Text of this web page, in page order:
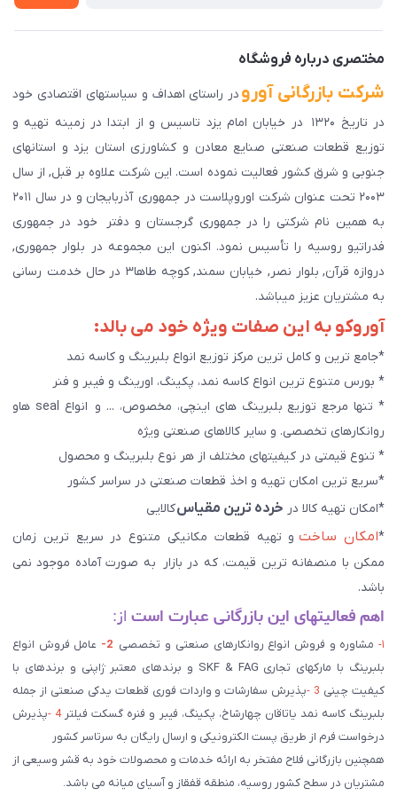
مختصری درباره فروشگاه
شرکت بازرگانی آورو در راستای اهداف و سیاستهای اقتصادی خود
در تاریخ ۱۳۲۰ در خیابان امام یزد تاسیس و از ابتدا در زمینه تهیه و
توزیع قطعات صنعتی صنایع معادن و کشاورزی استان یزد و استانهای
جنوبی و شرق کشور فعالیت نموده است. این شرکت علاوه بر قبل, از سال
۲۰۰۳ تحت عنوان شرکت اوروپلاست در جمهوری آذربایجان و در سال ۲۰۱۱
به همین نام شرکتی را در جمهوری گرجستان و دفتر خود در جمهوری
فدراتیو روسیه را تأسیس نمود. اکنون این مجموعه در بلوار جمهوری,
دروازه قرآن, بلوار نصر, خیابان سمند, کوچه طاها۳ در حال خدمت رسانی
به مشتریان عزیز میباشد.
آوروکو به این صفات ویژه خود می بالد:
*جامع ترین و کامل ترین مرکز توزیع انواع بلبرینگ و کاسه نمد
* بورس متنوع ترین انواع کاسه نمد، پکینگ، اورینگ و فیبر و فنر
* تنها مرجع توزیع بلبرینگ های اینچی، مخصوص، ... و انواع seal هاو
روانکارهای تخصصی. و سایر کالاهای صنعتی ويژه
* تنوع قیمتی در کیفیتهای مختلف از هر نوع بلبرینگ و محصول
*سریع ترین امکان تهیه و اخذ قطعات صنعتی در سراسر کشور
*امکان تهیه کالا در خرده ترین مقیاسکالایی
*امکان ساختو تهیه قطعات مکانیکی متنوع در سریع ترین زمان
ممکن با منصفانه ترین قیمت، که در بازار به صورت آماده موجود نمی
باشد.
اهم فعالیتهای این بازرگانی عبارت است از:
۱- مشاوره و فروش انواع روانکارهای صنعتی و تخصصی 2-
عامل فروش انواع
بلبرینگ با مارکهای تجاری SKF & FAG و برندهای معتبر ژاپنی و برندهای با
کیفیت چینی 3 - پذیرش سفارشات و واردات فوری قطعات یدکی صنعتی از جمله
بلبرینگ کاسه نمد یاتاقان چهارشاخ، پکینگ، فیبر و فنره گسکت فیلتر4 - پذیرش
درخواست فرم از طریق پست الکترونیکی و ارسال رایگان به سرتاسر کشور
همچنین بازرگانی فلاح مفتخر به ارائه خدمات و محصولات خود به قشر وسیعی از
مشتریان در سطح کشور روسیه، منطقه قفقاز و آسیای میانه می باشد.